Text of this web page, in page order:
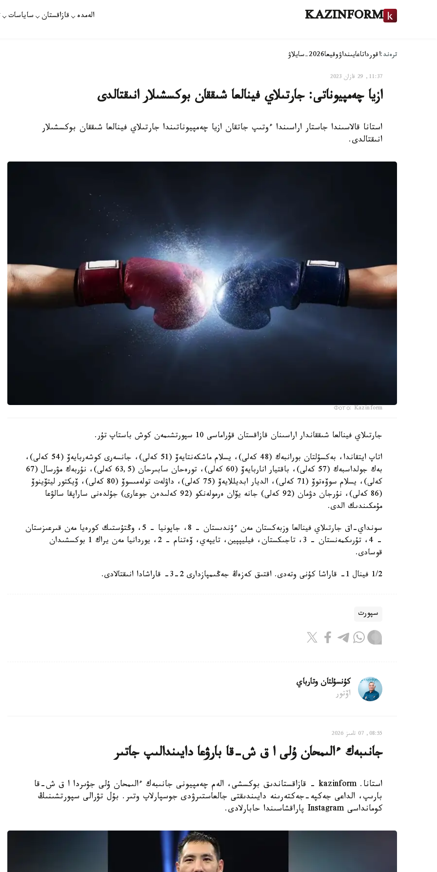
KAZINFORM الەمدە قازاقستان ساياسات
ترەند:اقورداتاعايىنداۋوقيعا2026-سايلاۋ
11:37, 29 قازان 2023
ازيا چەمپيوناتى: جارتىلاي فينالعا شىققان بوكسشىلار انىقتالدى
استانا قالاسىندا جاستار اراسىندا ءوتىپ جاتقان ازيا چەمپيوناتىندا جارتىلاي فينالعا شىققان بوكسشىلار
انىقتالدى.
Фото: Kazinform
جارتىلاي فينالعا شىققاندار اراسىنان قازاقستان قۇراماسى 10 سپورتشىمەن كوش باستاپ تۇر.
اتاپ ايتقاندا، بەكسۇلتان بورانبەك (48 كەلى)، يسلام ماشكەنتايەۆ (51 كەلى)، جانسەرى كوشەربايەۆ (54 كەلى)،
بەك جولداسبەك (57 كەلى)، باقتيار اناربايەۆ (60 كەلى)، تورەحان سابىرحان (63,5 كەلى)، نۇربەك مۋرسال (67
كەلى)، يسلام سوۆەتوۆ (71 كەلى)، الديار ابديللايەۆ (75 كەلى)، داۋلەت تولەمىسوۆ (80 كەلى)، ۆيكتور ليتۆينوۆ
(86 كەلى)، نۇرجان دۋمان (92 كەلى) جانە يۆان ەرمولەنكو (92 كەلىدەن جوعارى) جۇلدەنى ساراپقا سالۋعا
مۇمكىندىك الدى.
سونداي-اق جارتىلاي فينالعا وزبەكستان مەن ءۇندىستان – 8، جاپونيا – 5، وڭتۇستىك كورەيا مەن قىرعىزستان
– 4، تۇرىكمەنستان – 3، تاجىكستان، فيليپپين، تايپەي، ۆەتنام – 2، يوردانيا مەن يراك 1 بوكسشىدان
قوسادى.
1/2 فينال 1- قاراشا كۇنى وتەدى. اقتىق كەزەڭ جەڭىمپازدارى 2-3- قاراشادا انىقتالادى.
سپورت
كۇنسۇلتان وتارباي
اۆتور
08:55, 07 تامىز 2026
جانىبەك ءالىمحان ۇلى ا ق ش-قا بارۋعا دايىندالىپ جاتىر
استانا. kazinform - قازاقستاندىق بوكسشى، الەم چەمپيونى جانىبەك ءالىمحان ۇلى جۋىردا ا ق ش-قا
بارىپ، الداعى جەكپە-جەكتەرىنە دايىندىقتى جالعاستىرۋدى جوسپارلاپ وتىر. بۇل تۋرالى سپورتشىنىڭ
كومانداسى Instagram پاراقشاسىندا حابارلادى.